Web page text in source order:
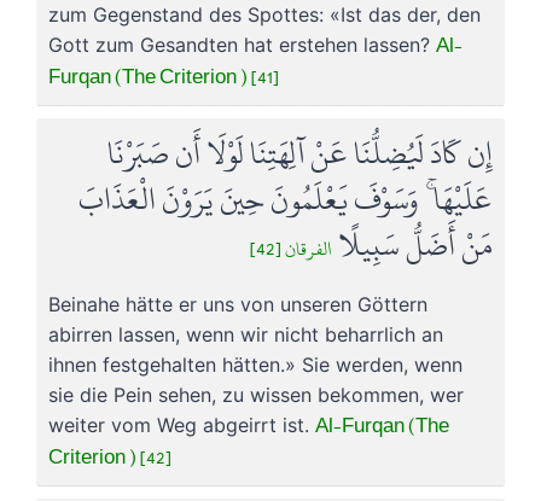
zum Gegenstand des Spottes: «Ist das der, den
Gott zum Gesandten hat erstehen lassen? Al-
Furqan (The Criterion ) [41]
إِن كَادَ لَيُضِلُّنَا عَنْ آلِهَتِنَا لَوْلَا أَن صَبَرْنَا
عَلَيْهَا ۚ وَسَوْفَ يَعْلَمُونَ حِينَ يَرَوْنَ الْعَذَابَ
مَنْ أَضَلُّ سَبِيلًا الفرقان [42]
Beinahe hätte er uns von unseren Göttern
abirren lassen, wenn wir nicht beharrlich an
ihnen festgehalten hätten.» Sie werden, wenn
sie die Pein sehen, zu wissen bekommen, wer
weiter vom Weg abgeirrt ist. Al-Furqan (The
Criterion ) [42]